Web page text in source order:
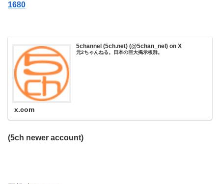
1680
5channel (5ch.net) (@5chan_nel) on X
元2ちゃんねる。日本の巨大掲示板群。
x.com
(5ch newer account)